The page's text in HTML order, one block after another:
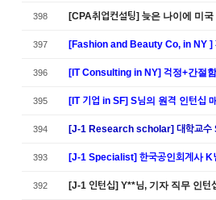
398 [CPA취업컨설팅] 늦은 나이에 미
397 [Fashion and Beauty Co, in NY ]
396 [IT Consulting in NY] 걱정+간절
395 [IT 기업 in SF] S님의 원격 인턴십
394 [J-1 Research scholar] 대학교수
393 [J-1 Specialist] 한국공인회계사 K
392 [J-1 인턴십] Y**님, 기자 직무 인턴